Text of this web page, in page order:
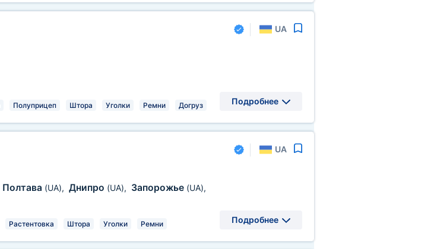
UA
Полуприцеп Штора Уголки Ремни Догруз Подробнее
UA
Полтава (UA), Днипро (UA), Запорожье (UA),
Растентовка Штора Уголки Ремни Подробнее